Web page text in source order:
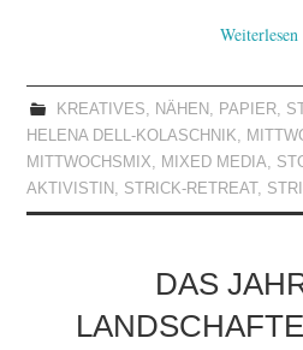
Weiterlesen
KREATIVES, NÄHEN , PAPIER,
HELENA DELL-KOLASCHNIK,
MITTWOCHSMIX, MIXED MEDIA,
AKTIVISTIN , STRICK-RETREAT ,
DAS